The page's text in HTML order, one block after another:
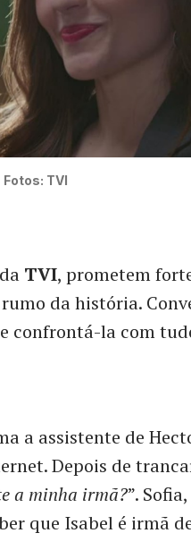
Fotos: TVI
TVI, prometem
da história.
confrontá-la com
a assistente de
Depois de
a minha irmã?”.
que Isabel é irmã